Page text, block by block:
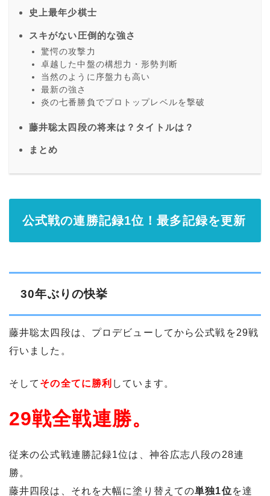
史上最年少棋士
スキがない圧倒的な強さ
驚愕の攻撃力
卓越した中盤の構想力・形勢判断
当然のように序盤力も高い
最新の強さ
炎の七番勝負でプロトップレベルを撃破
藤井聡太四段の将来は？タイトルは？
まとめ
公式戦の連勝記録1位！最多記録を更新
30年ぶりの快挙
藤井聡太四段は、プロデビューしてから公式戦を29戦
行いました。
そして その全てに勝利 しています。
29戦全戦連勝。
従来の公式戦連勝記録1位は、神谷広志八段の28連
勝。
藤井四段は、それを大幅に塗り替えての単独1位を達